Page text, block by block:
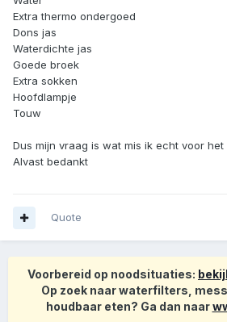
Extra thermo ondergoed
Dons jas
Waterdichte jas
Goede broek
Extra sokken
Hoofdlampje
Touw
Dus mijn vraag is wat mis ik echt voor
Alvast bedankt
Quote
Voorbereid op noodsituaties:
Op zoek naar waterfilters,
houdbaar eten? Ga dan naar